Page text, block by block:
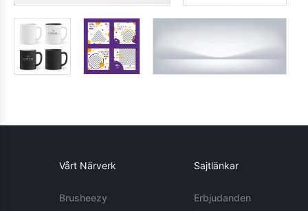
Vårt Närverk
Brusheezy
Sajtlänkar
Erbjudanden